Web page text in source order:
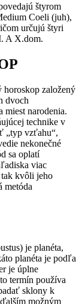
štyrom
Coeli (juh),
určujú štyri
A X.dom.
horoskop založený
dvoch
miest narodenia.
technike v
„typ vzťahu“,
nekonečné
sa oplatí
viac
kvôli jeho
metóda
je planéta,
planéta je podľa
je úplne
termín používa
sklony k
možným